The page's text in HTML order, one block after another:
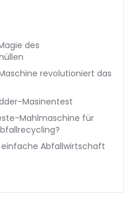
des
revolutioniert das
Masinentest
Mahlmaschine für
Abfallwirtschaft